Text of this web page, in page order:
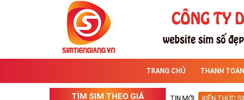
TRANG CHỦ THANH TOÁN
TÌM SIM THEO GIÁ